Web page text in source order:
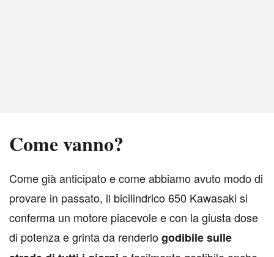
Come vanno?
Come già anticipato e come abbiamo avuto modo di
provare in passato, il bicilindrico 650 Kawasaki si
conferma un motore piacevole e con la giusta dose
di potenza e grinta da renderlogodibile sulle